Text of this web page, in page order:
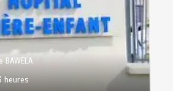
BAWELA
heures